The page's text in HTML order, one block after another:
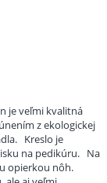
je veľmi kvalitná
z ekologickej
Kreslo je
na pedikúru. Na
opierkou nôh.